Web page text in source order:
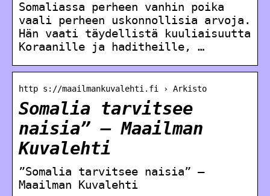
Somaliassa perheen vanhin poika
vaali perheen uskonnollisia arvoja.
Hän vaati täydellistä kuuliaisuutta
Koraanille ja haditheille, …
http s://maailmankuvalehti.fi › Arkisto
Somalia tarvitsee
naisia” – Maailman
Kuvalehti
”Somalia tarvitsee naisia” –
Maailman Kuvalehti